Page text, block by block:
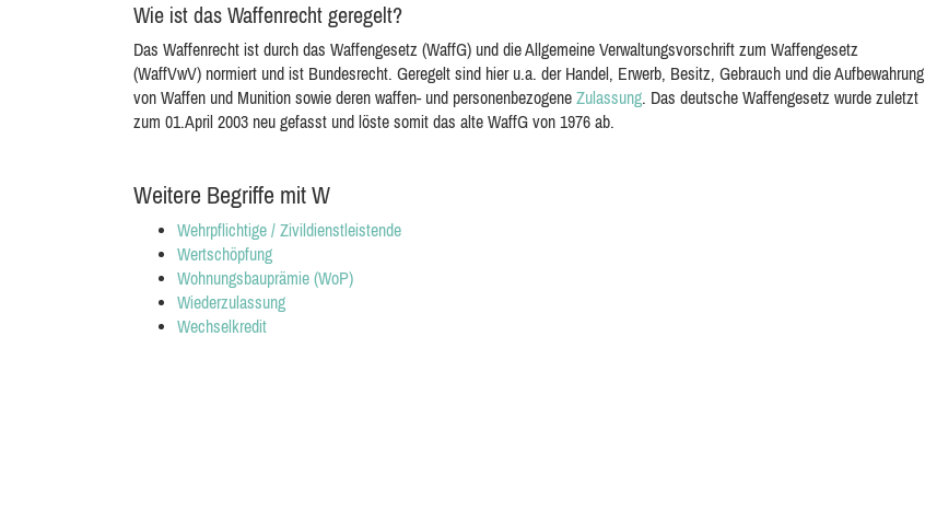
Wie ist das Waffenrecht geregelt?
Das Waffenrecht ist durch das Waffengesetz (WaffG) und die Allgemeine Verwaltungsvorschrift zum Waffengesetz
(WaffVwV) normiert und ist Bundesrecht. Geregelt sind hier u.a. der Handel, Erwerb, Besitz, Gebrauch und die Aufbewahrung
von Waffen und Munition sowie deren waffen- und personenbezogene Zulassung. Das deutsche Waffengesetz wurde zuletzt
zum 01.April 2003 neu gefasst und löste somit das alte WaffG von 1976 ab.
Weitere Begriffe mit W
Wehrpflichtige / Zivildienstleistende
Wertschöpfung
Wohnungsbauprämie (WoP)
Wiederzulassung
Wechselkredit